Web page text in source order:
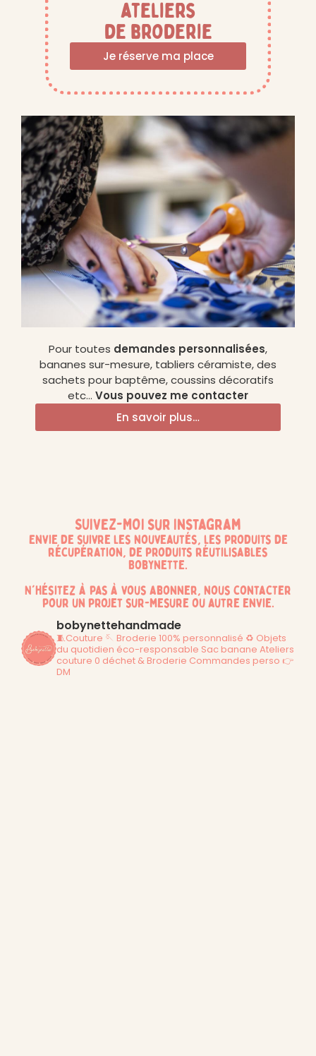
ateliers
de broderie
Je réserve ma place
Pour toutes demandes personnalisées,
bananes sur-mesure, tabliers céramiste, des
sachets pour baptême, coussins décoratifs
etc… Vous pouvez me contacter
En savoir plus…
SUIVEZ-MOI sur Instagram
Envie de suivre les nouveautés, les produits de
récupération, de produits réutilisables
Bobynette.
N'hésitez à pas à vous abonner, nous contacter
pour un projet sur-mesure ou autre envie.
bobynettehandmade
🧵Couture 🪡 Broderie 100% personnalisé ♻️ Objets
du quotidien éco-responsable Sac banane Ateliers
couture 0 déchet & Broderie Commandes perso 👉
DM